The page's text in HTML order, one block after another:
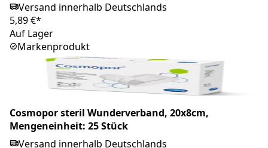
Versand innerhalb Deutschlands
5,89 €*
Auf Lager
Markenprodukt
Cosmopor steril Wunderverband, 20x8cm,
Mengeneinheit: 25 Stück
Versand innerhalb Deutschlands